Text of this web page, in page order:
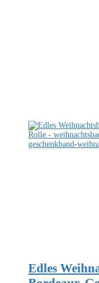
Edles